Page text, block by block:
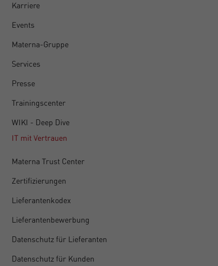
Karriere
Events
Materna-Gruppe
Services
Presse
Trainingscenter
WIKI - Deep Dive
IT mit Vertrauen
Materna Trust Center
Zertifizierungen
Lieferantenkodex
Lieferantenbewerbung
Datenschutz für Lieferanten
Datenschutz für Kunden